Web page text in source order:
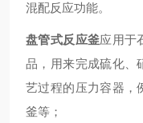
混配反应功能。
盘管式反应釜应用于
品，用来完成硫化、
艺过程的压力容器，
釜等；